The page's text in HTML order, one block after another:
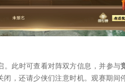
。此时可查看对阵双方信息，并参与
闭，还请少侠们注意时机。观赛期间